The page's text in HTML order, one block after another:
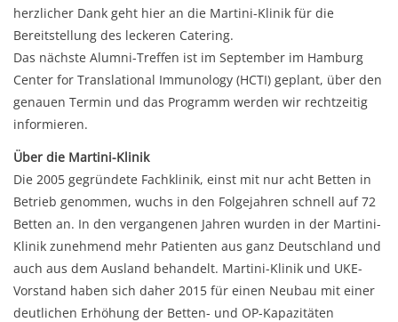
herzlicher Dank geht hier an die Martini-Klinik für die
Bereitstellung des leckeren Catering.
Das nächste Alumni-Treffen ist im September im Hamburg
Center for Translational Immunology (HCTI) geplant, über den
genauen Termin und das Programm werden wir rechtzeitig
informieren.
Über die Martini-Klinik
Die 2005 gegründete Fachklinik, einst mit nur acht Betten in
Betrieb genommen, wuchs in den Folgejahren schnell auf 72
Betten an. In den vergangenen Jahren wurden in der Martini-
Klinik zunehmend mehr Patienten aus ganz Deutschland und
auch aus dem Ausland behandelt. Martini-Klinik und UKE-
Vorstand haben sich daher 2015 für einen Neubau mit einer
deutlichen Erhöhung der Betten- und OP-Kapazitäten